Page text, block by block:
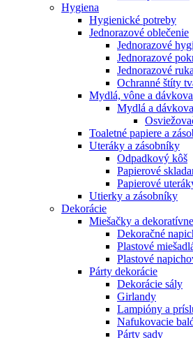
Hygiena
Hygienické potreby
Jednorazové oblečenie
Jednorazové
Jednorazové
Jednorazové
Ochranné štíty
Mydlá, vône a
Mydlá a
Toaletné papiere a
Uteráky a zásobníky
Odpadkový kôš
Papierové
Papierové
Utierky a zásobníky
Dekorácie
Miešačky a
Dekoračné
Plastové
Plastové
Párty dekorácie
Dekorácie sály
Girlandy
Lampióny a
Nafukovacie
Párty sady